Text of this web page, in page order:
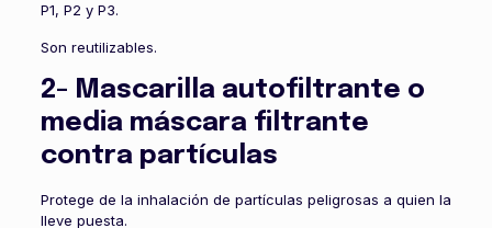
P1, P2 y P3.
Son reutilizables.
2- Mascarilla autofiltrante o
media máscara filtrante
contra partículas
Protege de la inhalación de partículas peligrosas a quien la
lleve puesta.